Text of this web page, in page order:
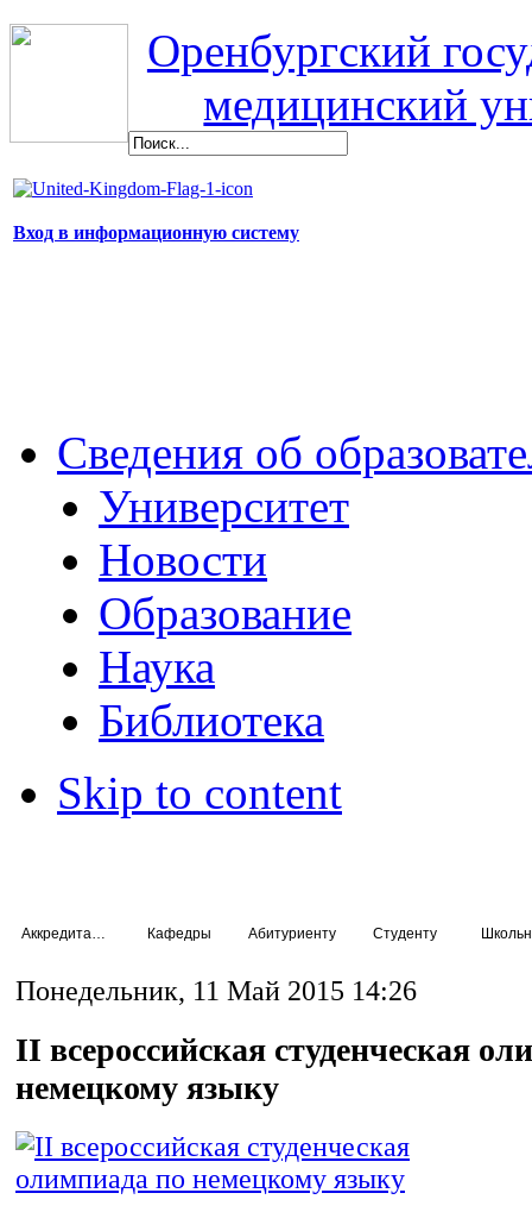
Оренбургский
медицинский
Вход в информационную систему
Сведения об
Университет
Новости
Образование
Наука
Библиотека
Skip to content
Кафедры Абитуриенту Студенту
Понедельник, 11 Май 2015 14:26
II всероссийская студенческая
немецкому языку